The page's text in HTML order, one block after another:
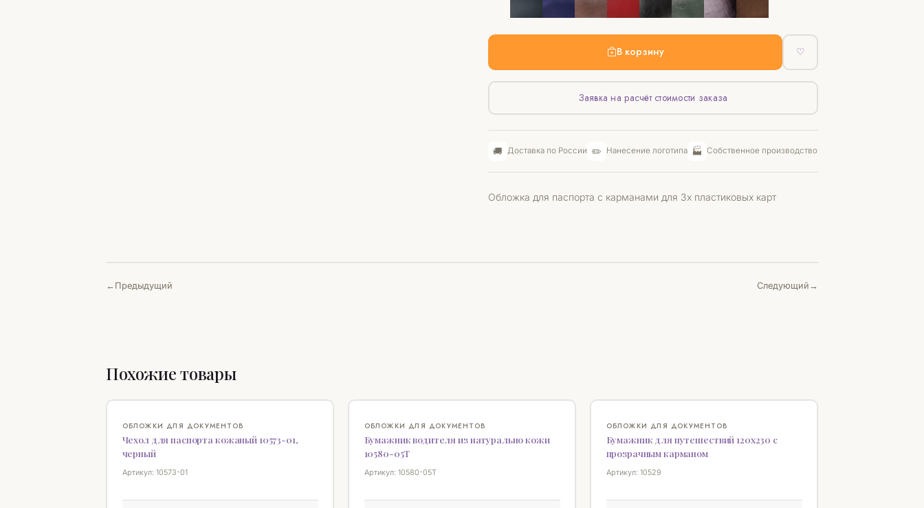
В корзину ♡
Заявка на расчёт стоимости заказа
🚚 Доставка по России ✏️ Нанесение логотипа 🏭 Собственное производство
Обложка для паспорта с карманами для 3х пластиковых карт
Предыдущий Следующий
Похожие товары
ОБЛОЖКИ ДЛЯ ДОКУМЕНТОВ
Чехол для паспорта кожаный 10573-01,
черный
Артикул: 10573-01
ОБЛОЖКИ ДЛЯ ДОКУМЕНТОВ
Бумажник водителя из натурально кожи
10580-05T
Артикул: 10580-05T
ОБЛОЖКИ ДЛЯ ДОКУМЕНТОВ
Бумажник для путешествий 120х230 с
прозрачным карманом
Артикул: 10529